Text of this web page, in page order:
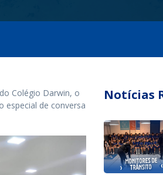
Colégio Darwin, o
especial de conversa
Notícias